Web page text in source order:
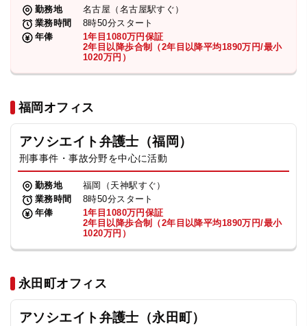
勤務地
名古屋（名古屋駅すぐ）
業務時間
8時50分スタート
年俸
1年目1080万円保証
2年目以降歩合制（2年目以降平均1890万円/最小
1020万円）
福岡オフィス
アソシエイト弁護士（福岡）
刑事事件・事故分野を中心に活動
勤務地
福岡（天神駅すぐ）
業務時間
8時50分スタート
年俸
1年目1080万円保証
2年目以降歩合制（2年目以降平均1890万円/最小
1020万円）
永田町オフィス
アソシエイト弁護士（永田町）